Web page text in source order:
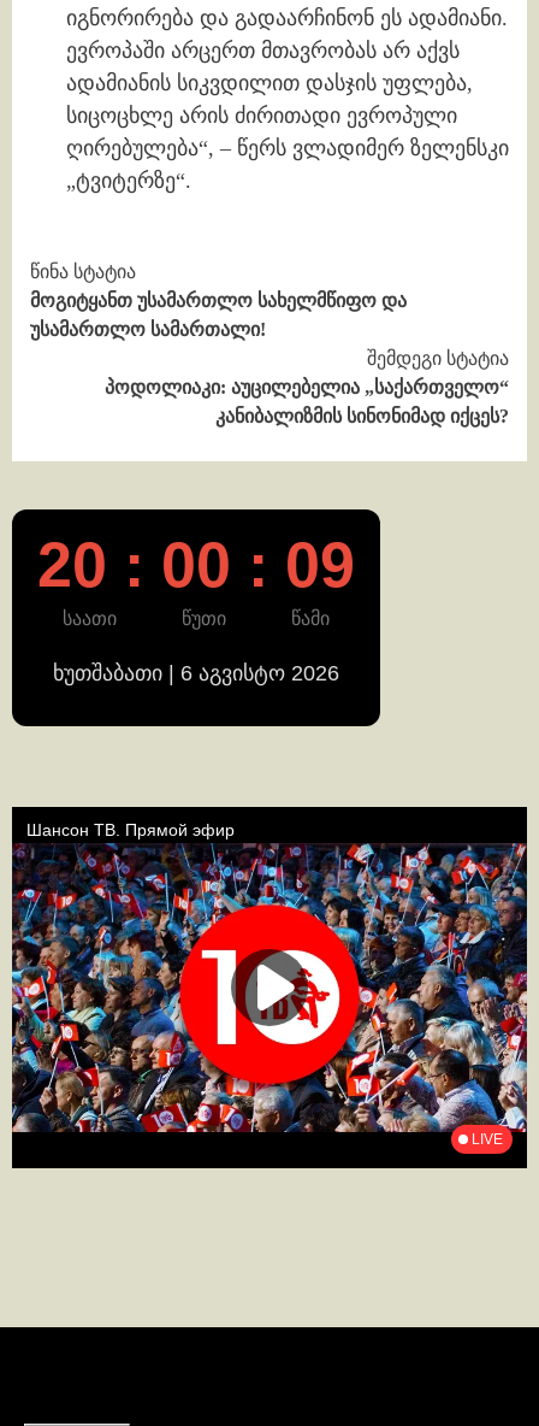
იგნორირება და გადაარჩინონ ეს ადამიანი.
ევროპაში არცერთ მთავრობას არ აქვს
ადამიანის სიკვდილით დასჯის უფლება,
სიცოცხლე არის ძირითადი ევროპული
ღირებულება“, – წერს ვლადიმერ ზელენსკი
„ტვიტერზე“.
Continue
Reading
წინა სტატია
მოგიტყანთ უსამართლო სახელმწიფო და
უსამართლო სამართალი!
შემდეგი სტატია
პოდოლიაკი: აუცილებელია „საქართველო“
კანიბალიზმის სინონიმად იქცეს?
20 : 00 : 10
საათი წუთი წამი
ხუთშაბათი | 6 აგვისტო 2026